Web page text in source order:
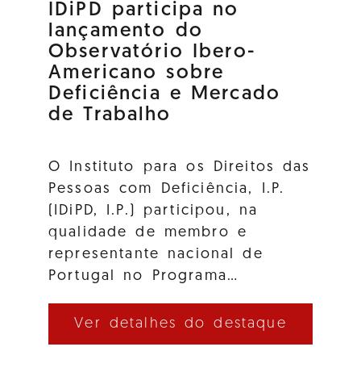
IDiPD participa no
lançamento do
Observatório Ibero-
Americano sobre
Deficiência e Mercado
de Trabalho
O Instituto para os Direitos das
Pessoas com Deficiência, I.P.
(IDiPD, I.P.) participou, na
qualidade de membro e
representante nacional de
Portugal no Programa…
Ver detalhes do destaque